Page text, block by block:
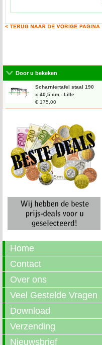
Door u bekeken
Scharniertafel staal 190
x 40,5 cm - Lille
€ 175,00
Home
Contact
Over ons
Veel Gestelde Vragen
Download
Verzending
Nieuwsbrief